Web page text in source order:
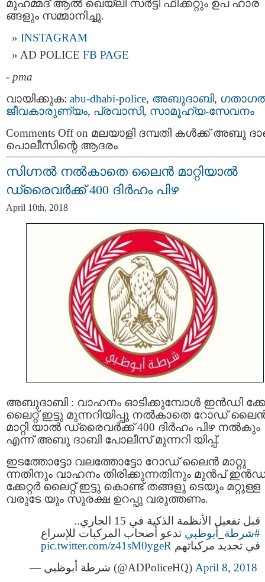
മുഹമ്മദ് ആൽ ഖെയ്ലി സർട്ടി ഫിക്കറ്റും ഉപ ഹാര
ങ്ങളും സമ്മാനിച്ചു.
INSTAGRAM
AD POLICE FB PAGE
- pma
വായിക്കുക: abu-dhabi-police, അബുദാബി,
ജീവകാരുണ്യം, പ്രവാസി, സാമൂഹ്യ-സേവനം
Comments Offon മലയാളി ദമ്പതി കൾക്ക്​ അബു
പൊലീസിന്റെ ആദരം
സിഗ്നല്‍ നൽകാതെ ലൈൻ മാറ്റിയാൽ
ഡ്രൈവർക്ക് 400 ദിർഹം പിഴ
April 10th, 2018
അബുദാബി : വാഹനം ഓടിക്കുമ്പോള്‍ ഇൻഡി
ലൈറ്റ് ഇട്ടു മുന്നറിയിപ്പു നൽകാതെ റോഡ്
മാറ്റി യാൽ ഡ്രൈവര്‍ക്ക് 400 ദിർഹം പിഴ നല്‍കും
എന്ന് അബു ദാബി പോലീസ് മുന്നറി യിപ്പ്.
ഇടത്തോട്ടോ വലത്തോട്ടോ റോഡ്‌ ലൈൻ മാറ്റു
ന്നതിനും വാഹനം തിരിക്കുന്നതിനും മുൻപ്
ക്കേറ്റർ ലൈറ്റ് ഇട്ടു കൊണ്ട് തങ്ങളു ടെയും മറ്റുള്ള
വരുടേ യും സുരക്ഷ ഉറപ്പു വരുത്തണം.
قبل تفعيل الأنظمة الذكية في 15 الجاري..
#شرطة_أبوظبي تدعو أصحاب المركبات للإسراع
في تجديد مركباتهم pic.twitter.com/z41sM0ygeR
— شرطة أبوظبي (@ADPoliceHQ) April 8, 2018